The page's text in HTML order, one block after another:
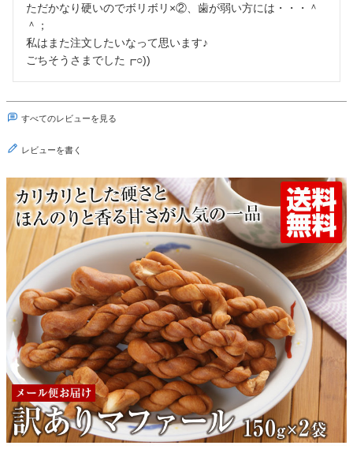
ただかなり硬いのでボリボリ×②、歯が弱い方には・・・＾
＾；
私はまた注文したいなって思います♪
ごちそうさまでした┏○))
すべてのレビューを見る
レビューを書く